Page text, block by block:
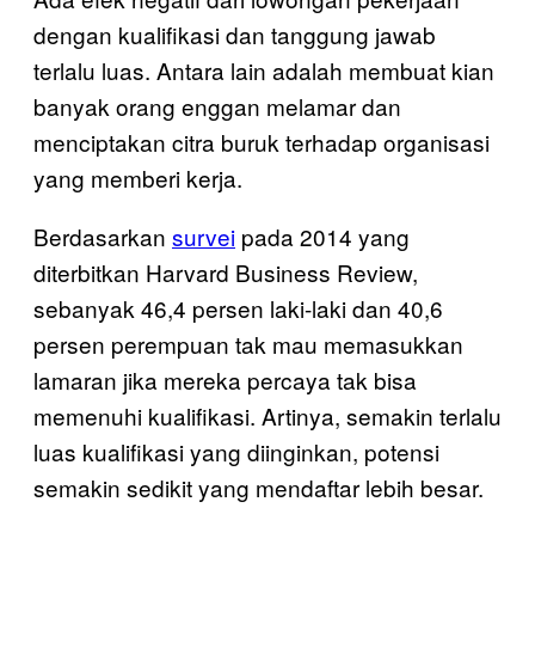
dengan kualifikasi dan tanggung jawab
terlalu luas. Antara lain adalah membuat kian
banyak orang enggan melamar dan
menciptakan citra buruk terhadap organisasi
yang memberi kerja.
Berdasarkan survei pada 2014 yang
diterbitkan Harvard Business Review,
sebanyak 46,4 persen laki-laki dan 40,6
persen perempuan tak mau memasukkan
lamaran jika mereka percaya tak bisa
memenuhi kualifikasi. Artinya, semakin terlalu
luas kualifikasi yang diinginkan, potensi
semakin sedikit yang mendaftar lebih besar.